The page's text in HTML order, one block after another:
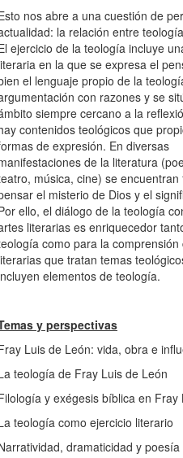
nos abre a una cuestión de
la relación entre
ejercicio de la teología incluye
en la que se expresa el
el lenguaje propio de la
con razones y se
siempre cercano a la
contenidos teológicos que
de expresión. En diversas
de la literatura
música, cine) se encuentran
el misterio de Dios y el
ello, el diálogo de la teología
literarias es enriquecedor
como para la comprensión
que tratan temas
elementos de teología.
y perspectivas
Luis de León: vida, obra e
teología de Fray Luis de León
y exégesis bíblica en Fray
teología como ejercicio literario
dramaticidad y